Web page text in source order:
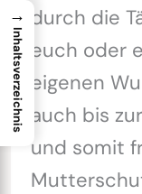
durch die
euch oder
eigenen
auch bis
und somit
→
Inhaltsverzeichnis